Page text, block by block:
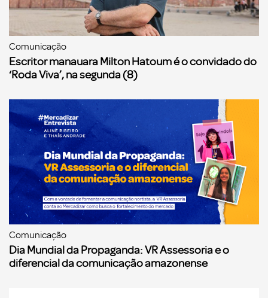
Comunicação
Escritor manauara Milton Hatoum é o convidado do
‘Roda Viva’, na segunda (8)
Comunicação
Dia Mundial da Propaganda: VR Assessoria e o
diferencial da comunicação amazonense